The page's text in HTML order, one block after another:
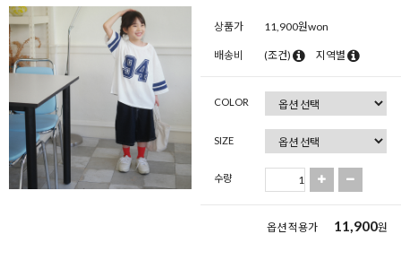
상품가 11,900원won
배송비 (조건) 지역별
COLOR
SIZE
수량
옵션 적용가 11,900원